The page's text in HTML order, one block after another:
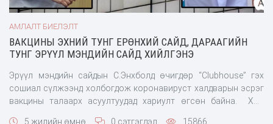
АМЛАЛТ БИЕЛЭЛТ
ВАКЦИНЫ ЭХНИЙ ТУНГ ЕРӨНХИЙ САЙД, ДАРААГИЙН
ТУНГ ЭРҮҮЛ МЭНДИЙН САЙД ХИЙЛГЭНЭ
Эрүүл мэндийн сайдын С.Энхболд өчигдөр “Clubhouse” гэх
сошиал сүлжээнд холбогдож коронавируст халдварын эсрэг
вакцины талаарх асуултуудад хариулт өгсөн байна. Хөл
5 жилийн өмнө 0 сэтгэгдэл 15866